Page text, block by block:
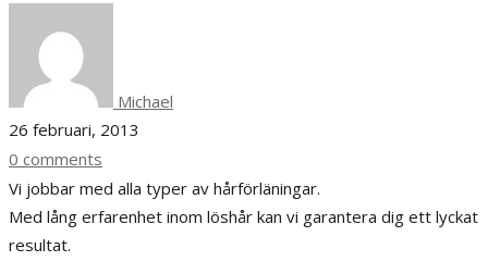
Michael
26 februari, 2013
0 comments
Vi jobbar med alla typer av hårförläningar.
Med lång erfarenhet inom löshår kan vi garantera dig ett lyckat
resultat.